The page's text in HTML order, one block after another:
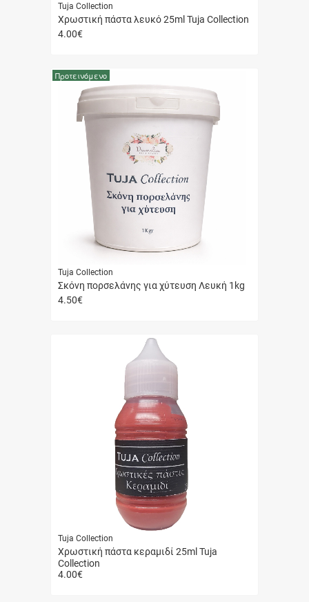
Tuja Collection
Χρωστική πάστα λευκό 25ml Tuja Collection
4.00€
Tuja Collection
Σκόνη πορσελάνης για χύτευση Λευκή 1kg
4.50€
Προτεινόμενο
Tuja Collection
Χρωστική πάστα κεραμιδί 25ml Tuja
Collection
4.00€